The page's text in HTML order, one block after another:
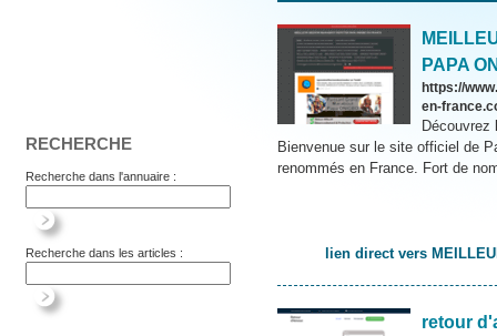
RECHERCHE
Recherche dans l'annuaire :
Recherche dans les articles :
PAPA
https://
en-
Découvrez
Bienvenue sur le site officiel de
renommés en France. Fort de
lien direct vers
retour